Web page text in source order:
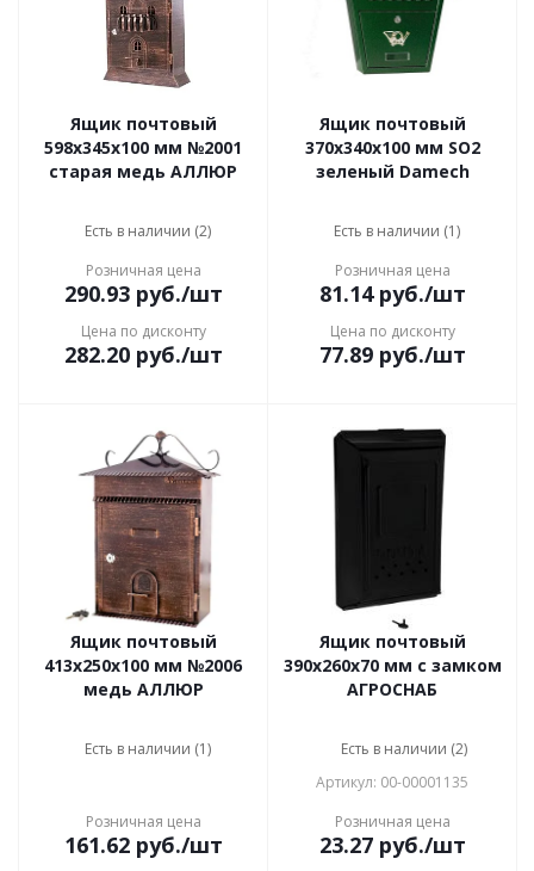
Ящик почтовый
598x345x100 мм №2001
старая медь АЛЛЮР
Есть в наличии (2)
Розничная цена
290.93руб./шт
Цена по дисконту
282.20руб./шт
Ящик почтовый
370x340x100 мм SO2
зеленый Damech
Есть в наличии (1)
Розничная цена
81.14руб./шт
Цена по дисконту
77.89руб./шт
Ящик почтовый
413x250x100 мм №2006
медь АЛЛЮР
Есть в наличии (1)
Розничная цена
161.62руб./шт
Ящик почтовый
390х260х70 мм с замком
АГРОСНАБ
Есть в наличии (2)
Артикул: 00-00001135
Розничная цена
23.27руб./шт